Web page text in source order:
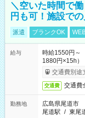
＼空いた時間で
円も可！施設で
派遣 ブランクOK
給与
時給1550円～
1880円×15h）
交通費別途
交通費 交通費
勤務地
広島県尾道市
尾道駅 / 東尾